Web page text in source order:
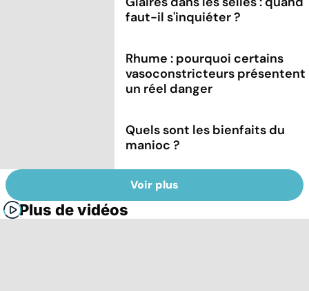
faut-il s'inquiéter ?
Rhume : pourquoi certains
vasoconstricteurs présentent
un réel danger
Quels sont les bienfaits du
manioc ?
Voir plus
Plus de vidéos